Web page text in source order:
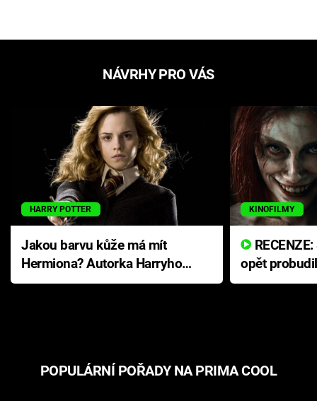
NÁVRHY PRO VÁS
HARRY POTTER
Jakou barvu kůže má mít
Hermiona? Autorka Harryho
Pottera přišla s ráznou
KINOFILMY
opět
přichází s
POPULÁRNÍ POŘADY NA PRIMA COOL